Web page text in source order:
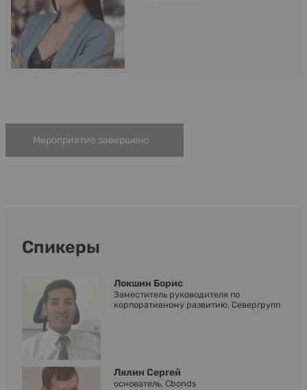
Мероприятие завершено
Спикеры
Локшин Борис
Заместитель руководителя по
корпоративному развитию, Севергрупп
Лялин Сергей
основатель, Cbonds